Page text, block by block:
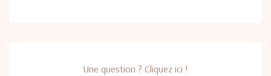
Une question ? Cliquez ici !